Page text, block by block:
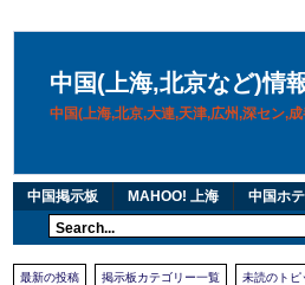
中国(上海,北京など)情
中国(上海,北京,大連,天津,広州,深セン,
中国掲示板 MAHOO! 上海 中国ホ
最新の投稿 掲示板カテゴリー一覧 未読のトピ